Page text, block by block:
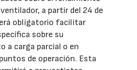
a partir del 24 de
obligatorio facilitar
sobre su
a carga parcial o en
de operación. Esta